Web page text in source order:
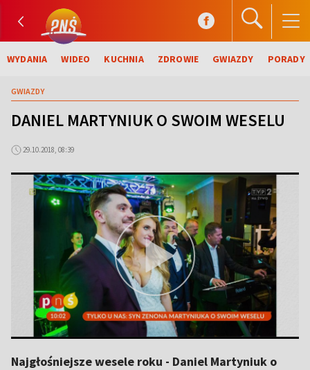
WYDANIA WIDEO KUCHNIA ZDROWIE GWIAZDY PORADY
GWIAZDY
DANIEL MARTYNIUK O SWOIM WESELU
29.10.2018, 08:39
Najgłośniejsze wesele roku - Daniel Martyniuk o